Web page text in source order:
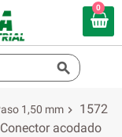
0

1,50 mm 
1572
acodado